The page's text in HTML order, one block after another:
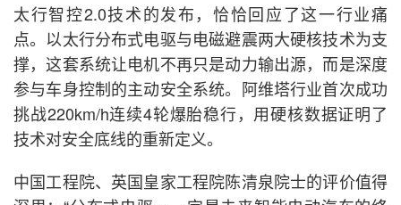
太行智控2.0技术的发布，恰恰回应了这一行业痛
点。以太行分布式电驱与电磁避震两大硬核技术为支
撑，这套系统让电机不再只是动力输出源，而是深度
参与车身控制的主动安全系统。阿维塔行业首次成功
挑战220km/h连续4轮爆胎稳行，用硬核数据证明了
技术对安全底线的重新定义。
中国工程院、英国皇家工程院陈清泉院士的评价值得